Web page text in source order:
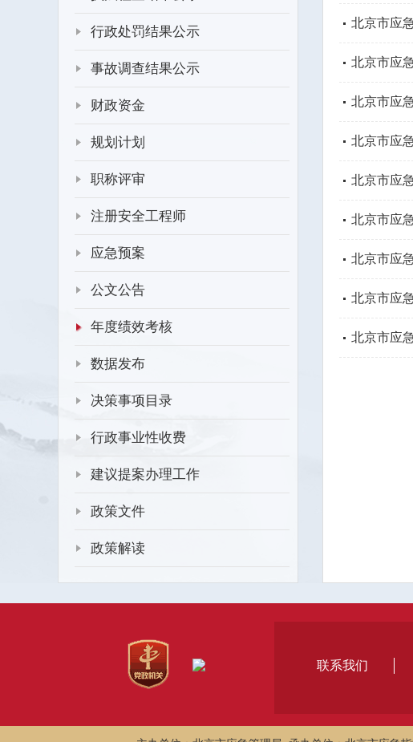
行政处罚结果公示
事故调查结果公示
财政资金
规划计划
职称评审
注册安全工程师
应急预案
公文公告
年度绩效考核
数据发布
决策事项目录
行政事业性收费
建议提案办理工作
政策文件
政策解读
北京市应
北京市应
北京市应
北京市应
北京市应
北京市应
北京市应
北京市应
北京市应
联系我们